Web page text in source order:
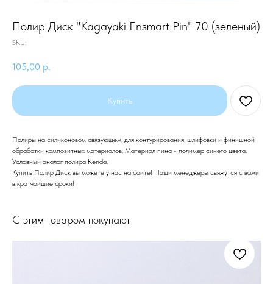
Полир Диск "Kagayaki Ensmart Pin" 70 (зеленый)
SKU:
105,00 р.
Купить
Полиры на силиконовом связующем, для контурирования, шлифовки и финишной
обработки композитных материалов. Материал пина - полимер синего цвета.
Условный аналог полира Kenda.
Купить Полир Диск вы можете у нас на сайте! Наши менеджеры свяжутся с вами
в кратчайшие сроки!
С этим товаром покупают